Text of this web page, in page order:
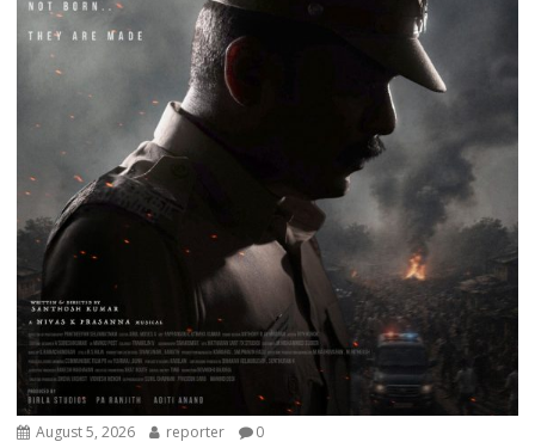
August 5, 2026 reporter 0